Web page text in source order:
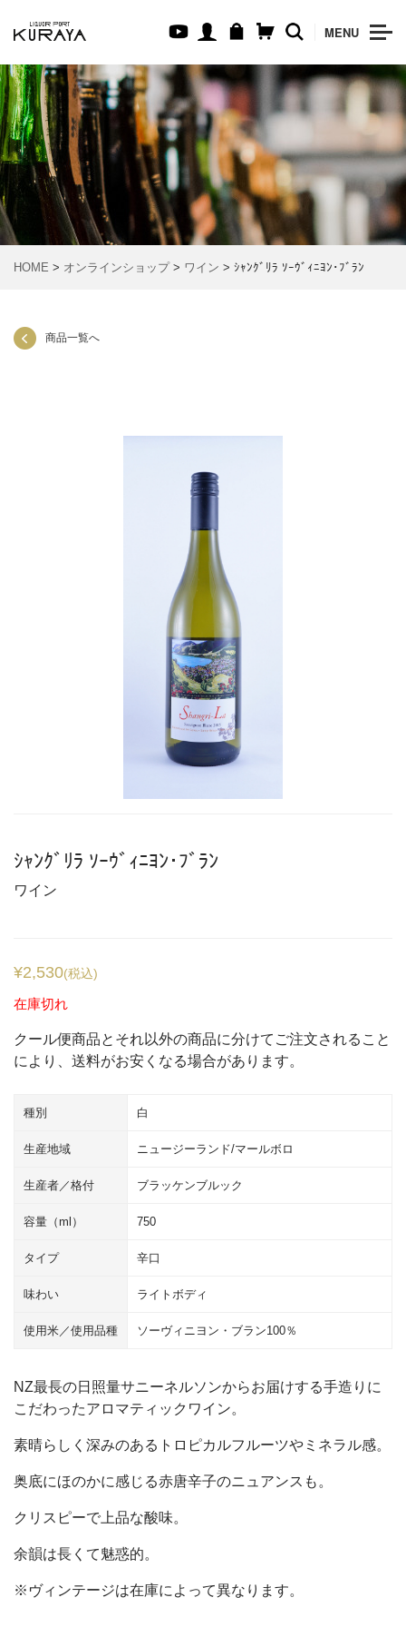
MENU
HOME > オンラインショップ> ワイン > ｼｬﾝｸﾞﾘﾗ ｿｰｳﾞｨﾆﾖﾝ･ﾌﾞﾗﾝ
商品一覧へ
ｼｬﾝｸﾞﾘﾗ ｿｰｳﾞｨﾆﾖﾝ･ﾌﾞﾗﾝ
ワイン
¥2,530(税込)
在庫切れ
クール便商品とそれ以外の商品に分けてご注文されること
により、送料がお安くなる場合があります。
種別 白
生産地域 ニュージーランド/マールボロ
生産者／格付 ブラッケンブルック
容量（ml） 750
タイプ 辛口
味わい ライトボディ
使用米／使用品種 ソーヴィニヨン・ブラン100％
NZ最長の日照量サニーネルソンからお届けする手造りに
こだわったアロマティックワイン。
素晴らしく深みのあるトロピカルフルーツやミネラル感。
奥底にほのかに感じる赤唐辛子のニュアンスも。
クリスピーで上品な酸味。
余韻は長くて魅惑的。
※ヴィンテージは在庫によって異なります。